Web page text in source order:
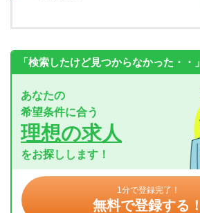
「検索したけど見つからなかった・・」
あなたの
希望条件に合う
理想の求人
をお探しします！
1分で登録完了！
無料で登録する！